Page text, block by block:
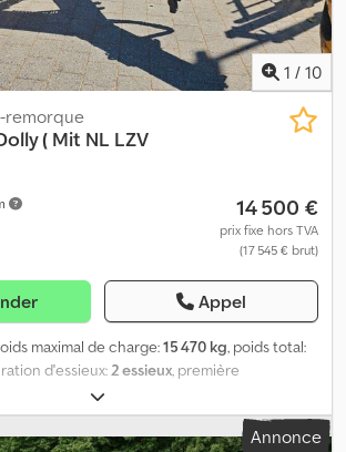
1 / 10
remorque
( Mit NL LZV
14 500 €
prix fixe hors TVA
(17 545 € brut)
Appel
maximal de charge:15 470 kg, poids total:
d'essieux:2 essieux, première
, largeur totale:
construction:2016, Équipement:ABS, Krone
mise en circulationx Essieux BPW Eco
Annonce